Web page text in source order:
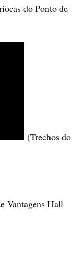
do Ponto de
(Trechos do
Vantagens Hall